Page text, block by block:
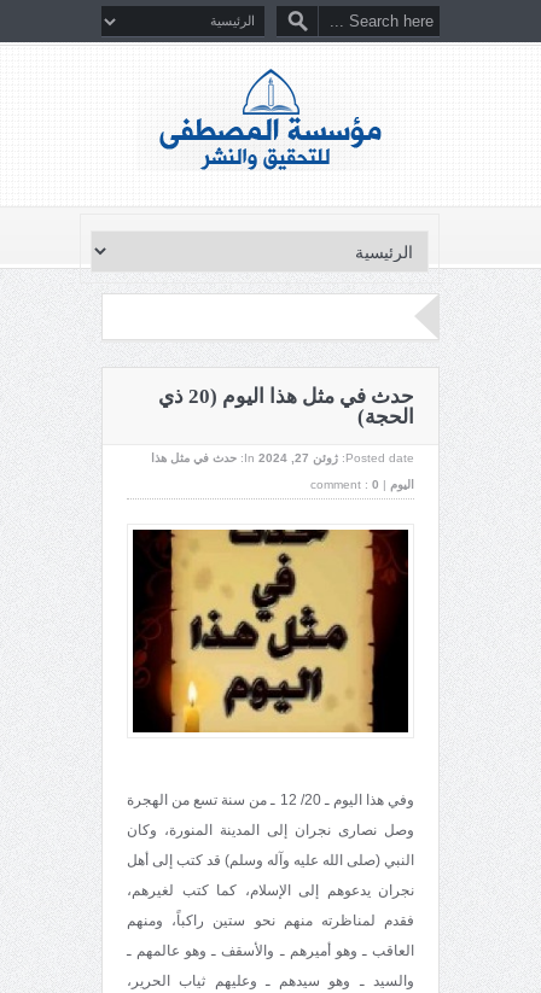
حدث في مثل هذا اليوم (20 ذي
الحجة)
Posted date: ژوئن 27, 2024 In:
حدث في مثل هذا
اليوم |
comment : 0
وفي هذا اليوم ـ 20/ 12 ـ من سنة تسع من الهجرة
وصل نصارى نجران إلى المدينة المنورة، وكان
النبي (صلى الله عليه وآله وسلم) قد كتب إلى أهل
نجران يدعوهم إلى الإسلام، كما كتب لغيرهم،
فقدم لمناظرته منهم نحو ستين راكباً، ومنهم
العاقب ـ وهو أميرهم ـ والأسقف ـ وهو عالمهم ـ
والسيد ـ وهو سيدهم ـ وعليهم ثياب الحرير،